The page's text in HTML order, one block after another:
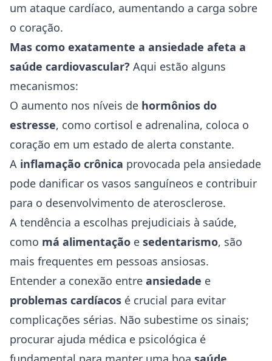
um ataque cardíaco, aumentando a carga sobre
o coração.
Mas como exatamente a ansiedade afeta a
saúde cardiovascular? Aqui estão alguns
mecanismos:
O aumento nos níveis de hormônios do
estresse, como cortisol e adrenalina, coloca o
coração em um estado de alerta constante.
A inflamação crônica provocada pela ansiedade
pode danificar os vasos sanguíneos e contribuir
para o desenvolvimento de aterosclerose.
A tendência a escolhas prejudiciais à saúde,
como má alimentação e sedentarismo, são
mais frequentes em pessoas ansiosas.
Entender a conexão entre ansiedade e
problemas cardíacos é crucial para evitar
complicações sérias. Não subestime os sinais;
procurar ajuda médica e psicológica é